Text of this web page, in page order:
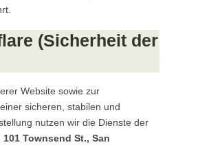
(Sicherheit der
Website sowie zur
sicheren, stabilen und
nutzen wir die Dienste der
Townsend St., San